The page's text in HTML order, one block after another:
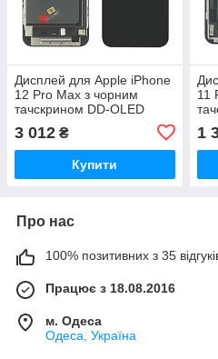
Дисплей для Apple iPhone
12 Pro Max з чорним
тачскрином DD-OLED
3 012 ₴
Купити
11
1
Про нас
100% позитивних з 35
Працює з 18.08.2016
м. Одеса
Одеса, Україна